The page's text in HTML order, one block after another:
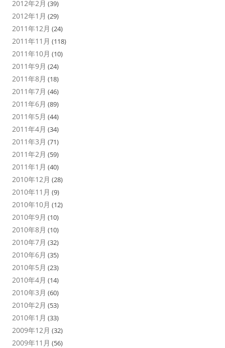
2012年2月 (39)
2012年1月 (29)
2011年12月 (24)
2011年11月 (118)
2011年10月 (10)
2011年9月 (24)
2011年8月 (18)
2011年7月 (46)
2011年6月 (89)
2011年5月 (44)
2011年4月 (34)
2011年3月 (71)
2011年2月 (59)
2011年1月 (40)
2010年12月 (28)
2010年11月 (9)
2010年10月 (12)
2010年9月 (10)
2010年8月 (10)
2010年7月 (32)
2010年6月 (35)
2010年5月 (23)
2010年4月 (14)
2010年3月 (60)
2010年2月 (53)
2010年1月 (33)
2009年12月 (32)
2009年11月 (56)